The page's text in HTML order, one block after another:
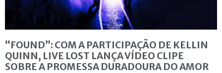
“FOUND”: COM A PARTICIPAÇÃO DE KELLIN
QUINN, LIVE LOST LANÇA VÍDEO CLIPE
SOBRE A PROMESSA DURADOURA DO AMOR